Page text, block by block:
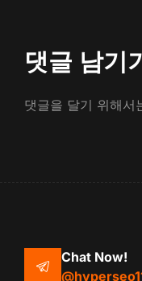
댓글 남기
댓글을 달기 위해서
Chat Now!